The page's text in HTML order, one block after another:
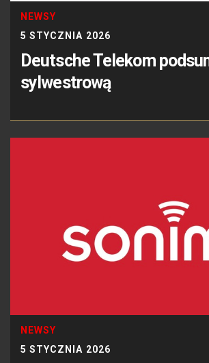
NEWSY
5 STYCZNIA 2026
Deutsche Telekom
sylwestrową
NEWSY
5 STYCZNIA 2026